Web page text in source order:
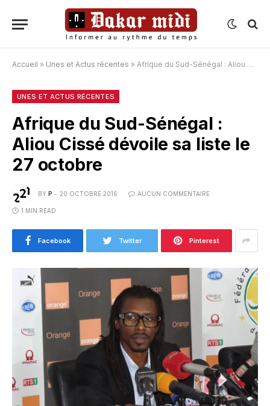
Accueil » Unes et Actus récentes » Afrique du Sud-Sénégal : Aliou Cissé dévoile sa liste le 27 octobre
UNES ET ACTUS RÉCENTES
Afrique du Sud-Sénégal :
Aliou Cissé dévoile sa liste le
27 octobre
BY P 20 OCTOBRE 2016 AUCUN COMMENTAIRE
1 MIN READ
Facebook Twitter Pinterest